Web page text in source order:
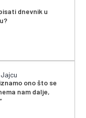
dnevnik u
ono što se
nam dalje,